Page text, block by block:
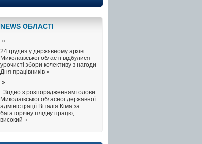
NEWS ОБЛАСТI
»
24 грудня у державному архіві
Миколаївської області відбулися
урочисті збори колективу з нагоди
Дня працівників »
»
Згідно з розпорядженням голови
Миколаївської обласної державної
адміністрації Віталія Кіма за
багаторічну плідну працю,
високий »